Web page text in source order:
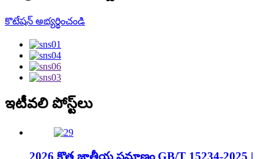
కొటేషన్ అభ్యర్థించండి
ఇటీవలి పోస్ట్‌లు
2026 కొత్త జాతీయ ప్రమాణం GB/T 15234-2025 |